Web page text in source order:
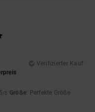
Verifizierter Kauf
/5 Größe: Perfekte Größe